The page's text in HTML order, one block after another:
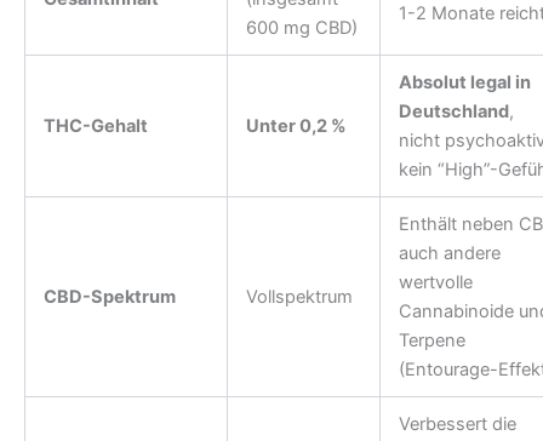
600 mg CBD)
1-2 Monate
THC-Gehalt Unter 0,2 %
Absolut legal in
Deutschland,
nicht
kein “High”-
CBD-Spektrum Vollspektrum
Enthält neben
auch andere
wertvolle
Cannabinoide
Terpene
(Entourage-
Verbessert die